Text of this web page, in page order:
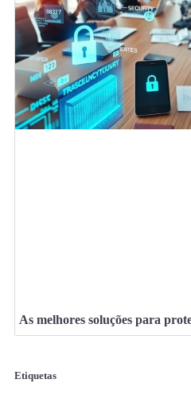
As melhores soluções para
Etiquetas